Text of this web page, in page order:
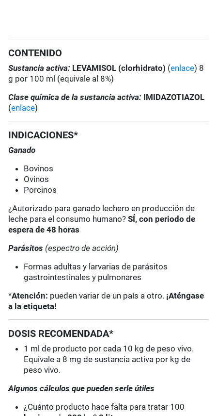
CONTENIDO
Sustancia activa: LEVAMISOL (clorhidrato) (enlace) 8
g por 100 ml (equivale al 8%)
Clase química de la sustancia activa: IMIDAZOTIAZOL
(enlace)
INDICACIONES*
Ganado
Bovinos
Ovinos
Porcinos
¿Autorizado para ganado lechero en producción de
leche para el consumo humano?SÍ, con periodo de
espera de 48 horas
Parásitos (espectro de acción)
Formas adultas y larvarias de parásitos
gastrointestinales y pulmonares
*Atención: pueden variar de un país a otro. ¡Aténgase
a la etiqueta!
DOSIS RECOMENDADA*
1 ml de producto por cada 10 kg de peso vivo.
Equivale a 8 mg de sustancia activa por kg de
peso vivo.
Algunos cálculos que pueden serle útiles
¿Cuánto producto hace falta para tratar 100